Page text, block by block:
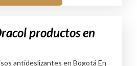
productos en
antideslizantes en Bogotá En